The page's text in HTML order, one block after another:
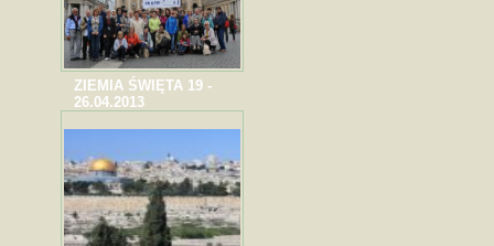
ZIEMIA ŚWIĘTA 19 -
26.04.2013